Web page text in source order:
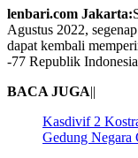
lenbari.com Jakarta:
Agustus 2022,
dapat kembali
-77 Republik
BACA JUGA||
Kasdivif 2
Gedung Negara